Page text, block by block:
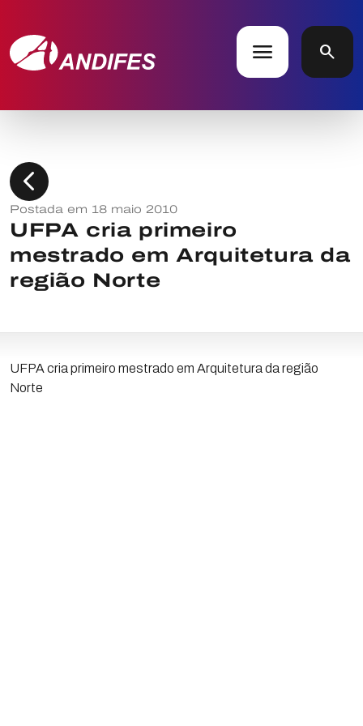
menu search
chevron_left
Postada em 18 maio 2010
UFPA cria primeiro
mestrado em Arquitetura da
região Norte
UFPA cria primeiro mestrado em Arquitetura da região
Norte